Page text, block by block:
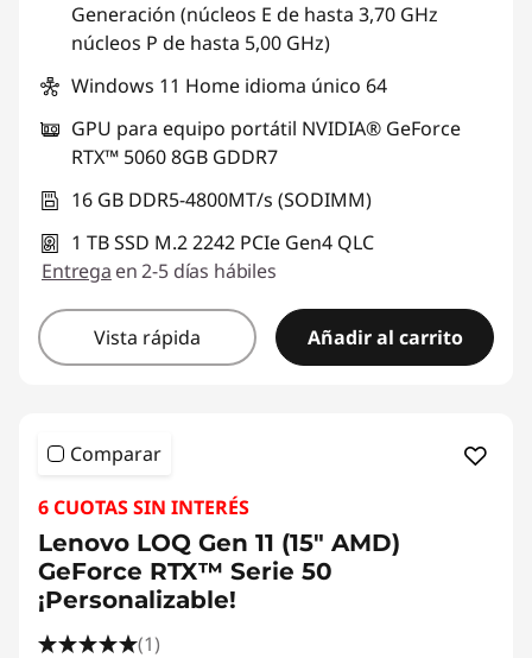
Generación (núcleos E de hasta 3,70 GHz
núcleos P de hasta 5,00 GHz)
Windows 11 Home idioma único 64
GPU para equipo portátil NVIDIA® GeForce
RTX™ 5060 8GB GDDR7
16 GB DDR5-4800MT/s (SODIMM)
1 TB SSD M.2 2242 PCIe Gen4 QLC
Entrega en 2-5 días hábiles
Vista rápida Añadir al carrito
Comparar
6 CUOTAS SIN INTERÉS
Lenovo LOQ Gen 11 (15" AMD)
GeForce RTX™ Serie 50
¡Personalizable!
(1)